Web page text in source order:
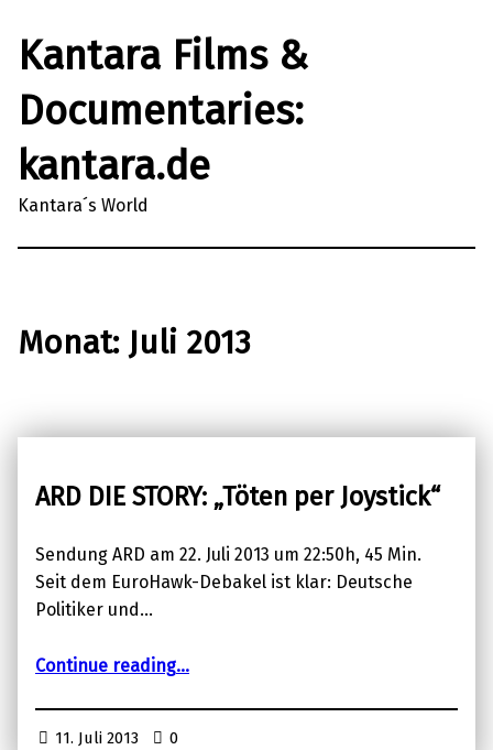
Kantara Films &
Documentaries:
kantara.de
Kantara´s World
Monat: Juli 2013
ARD DIE STORY: „Töten per Joystick“
Sendung ARD am 22. Juli 2013 um 22:50h, 45 Min.
Seit dem EuroHawk-Debakel ist klar: Deutsche
Politiker und…
Continue reading“ARD DIE STORY: „Töten per Joystick“”
…
11. Juli 2013 0